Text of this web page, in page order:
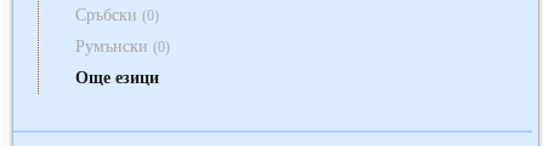
Сръбски (0)
Румънски (0)
Още езици